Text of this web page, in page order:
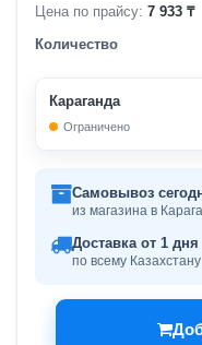
Цена по прайсу: 7 933 ₸
Количество
Караганда
Ограничено
Самовывоз
из магазина в
Доставка от 1 дня
по всему Казахстану